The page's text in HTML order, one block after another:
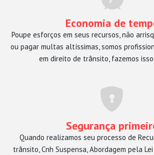
Economia de
Poupe esforços em seus recursos, não
ou pagar multas altíssimas, somos
em direito de trânsito, fazemos
Segurança
Quando realizamos seu processo de
trânsito, Cnh Suspensa, Abordagem pela